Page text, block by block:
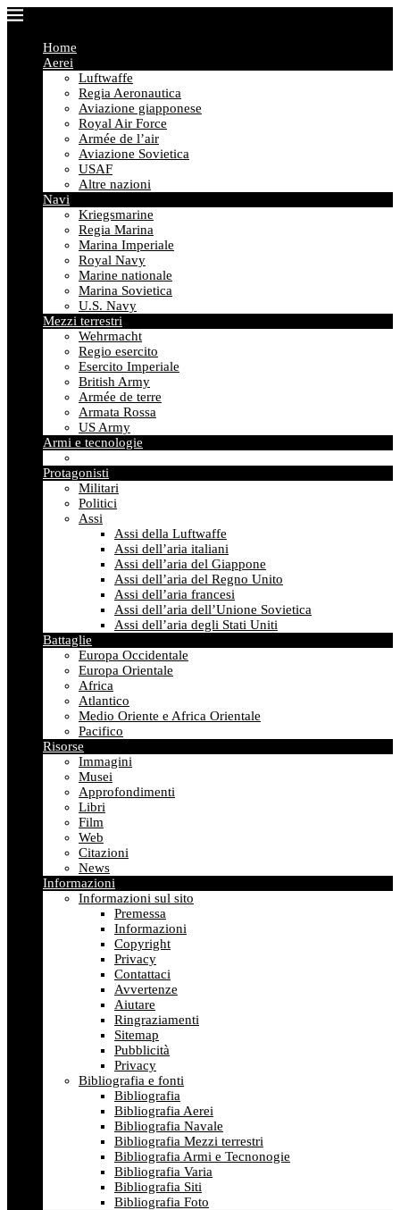
Home
Aerei
Luftwaffe
Regia Aeronautica
Aviazione giapponese
Royal Air Force
Armée de l’air
Aviazione Sovietica
USAF
Altre nazioni
Navi
Kriegsmarine
Regia Marina
Marina Imperiale
Royal Navy
Marine nationale
Marina Sovietica
U.S. Navy
Mezzi terrestri
Wehrmacht
Regio esercito
Esercito Imperiale
British Army
Armée de terre
Armata Rossa
US Army
Armi e tecnologie
Protagonisti
Militari
Politici
Assi
Assi della Luftwaffe
Assi dell’aria italiani
Assi dell’aria del Giappone
Assi dell’aria del Regno Unito
Assi dell’aria francesi
Assi dell’aria dell’Unione Sovietica
Assi dell’aria degli Stati Uniti
Battaglie
Europa Occidentale
Europa Orientale
Africa
Atlantico
Medio Oriente e Africa Orientale
Pacifico
Risorse
Immagini
Musei
Approfondimenti
Libri
Film
Web
Citazioni
News
Informazioni
Informazioni sul sito
Premessa
Informazioni
Copyright
Privacy
Contattaci
Avvertenze
Aiutare
Ringraziamenti
Sitemap
Pubblicità
Privacy
Bibliografia e fonti
Bibliografia
Bibliografia Aerei
Bibliografia Navale
Bibliografia Mezzi terrestri
Bibliografia Armi e Tecnonogie
Bibliografia Varia
Bibliografia Siti
Bibliografia Foto